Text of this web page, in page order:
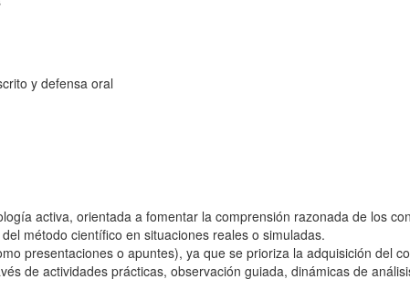
y defensa oral
activa, orientada a fomentar la comprensión razonada de los
método científico en situaciones reales o simuladas.
presentaciones o apuntes), ya que se prioriza la adquisición del
de actividades prácticas, observación guiada, dinámicas de